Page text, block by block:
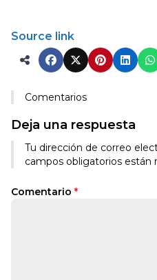
Source link
Comentarios
Deja una respuesta
Tu dirección de correo
campos obligatorios están
Comentario *